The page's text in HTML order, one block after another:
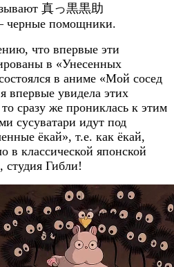
真っ黒黒助
черные помощники.
что впервые эти
в «Унесенных
в аниме «Мой сосед
впервые увидела этих
сразу же прониклась к этим
сусуватари идут под
ёкай», т.е. как ёкай,
в классической японской
студия Гибли!